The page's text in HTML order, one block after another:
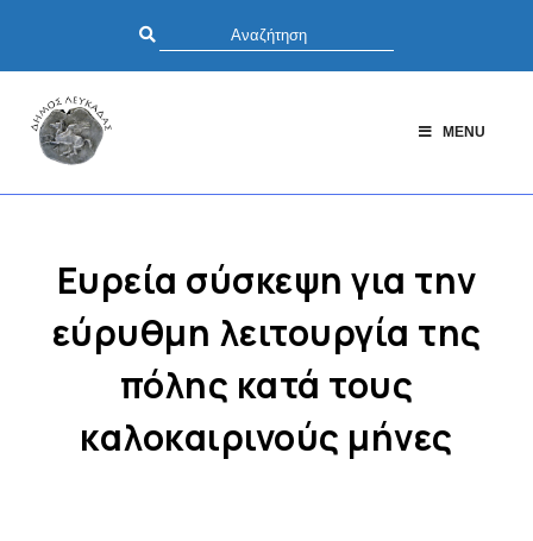
MENU
Ευρεία σύσκεψη για την
εύρυθμη λειτουργία της
πόλης κατά τους
καλοκαιρινούς μήνες